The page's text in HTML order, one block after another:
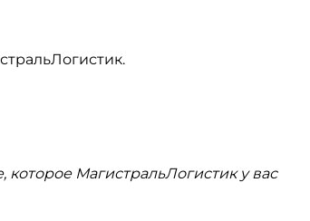
МагистральЛогистик у вас